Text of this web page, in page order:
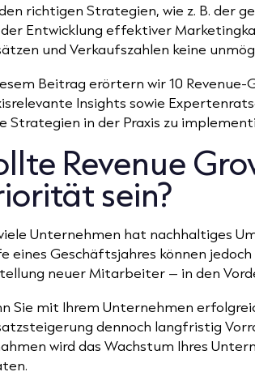
richtigen Strategien, wie z. B. der
Entwicklung effektiver
und Verkaufszahlen keine
Beitrag erörtern wir 10
Insights sowie
Strategien in der Praxis zu
Revenue
sein?
Unternehmen hat nachhaltiges
eines Geschäftsjahres können
neuer Mitarbeiter – in den
Sie mit Ihrem Unternehmen
dennoch langfristig
wird das Wachstum Ihres